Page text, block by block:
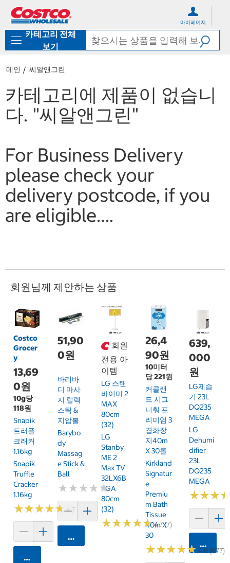
로
기
가
마이페이지
카테고리 전체
보기
메인 씨알앤그린
카테고리에 제품이 없습니
다. "씨알앤그린"
For Business Delivery
please check your
delivery postcode, if you
are eligible….
회원님께 제안하는 상품
Costco
Grocer
y
13,69
0원
10g당
118원
Snapik
트러플
크래커
1.16kg
Snapik
Truffle
Cracker
1.16kg
★★★★★
★★★★★4.7 (159)
카트에 담기
51,90
0원
바리바
디 마사
지 릴렉
스틱 &
지압볼
Barybo
Dy
Massag
E Stick &
Ball
★★★★★
★★★★★
카트에 담기
회원
전용 아
이템
LG 스탠
바이미 2
MAX
80cm
(32)
LG
Stanby
ME 2
Max TV
32LX6B
KGA
80cm
(32)
★★★★★
★★★★★4.7 (7)
26,4
90원
10미터
당 221원
커클랜
드 시그
니춰 프
리미엄 3
겹화장
지40m
X 30롤
Kirkland
Signatur
E
Premiu
M Bath
Tissue
40m X
30
★★★★★
★★★★★ 4.8 (577)
639,
000
원
LG제습
기 23L
DQ235
MEGA
LG
Dehumi
Difier
23L
DQ235
MEGA
★★★
★★★
카트에